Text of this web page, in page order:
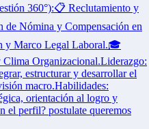
360°):📋 Reclutamiento y
de Nómina y Compensación en
y Marco Legal Laboral.🎓
Organizacional.Liderazgo:
estructurar y desarrollar el
macro.Habilidades:
orientación al logro y
el perfil? postulate queremos